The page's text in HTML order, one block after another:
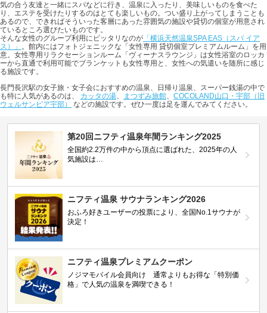
気の合う友達と一緒にスパなどに行き、温泉に入ったり、美味しいものを食べた
り、エステを受けたりするのはとても楽しいもの。つい盛り上がってしまうことも
あるので、できればそういった客層にあった雰囲気の施設や貸切の個室が用意され
ているところ選びたいものです。
そんな女性のグループ利用にピッタリなのが 「横浜天然温泉SPA EAS（スパ イア
ス）」 。館内にはフォトジェニックな「女性専用 貸切個室プレミアムルーム」を用
意。女性専用リラクセーションルーム「ヴィーナスラウンジ」は女性浴室のロッカ
ーから直通で利用可能でブランケットも女性専用と、女性への気遣いを随所に感じ
る施設です。
長門長沢駅の女子旅・女子会におすすめの温泉、日帰り温泉、スーパー銭湯の中で
も特に人気があるのは、 カッタの湯、 まつずみ旅館、 COCOLAND山口・宇部（旧
ウェルサンピア宇部）
などの施設です。ぜひ一度は足を運んでみてください。
第20回ニフティ温泉年間ランキング2025
全国約2.2万件の中から頂点に選ばれた、2025年の人
気施設は…
ニフティ温泉 サウナランキング2026
おふろ好きユーザーの投票により、全国No.1サウナが
決定！
ニフティ温泉プレミアムクーポン
ノジマモバイル会員向け 通常よりもお得な「特別価
格」で人気の温泉を満喫できる！